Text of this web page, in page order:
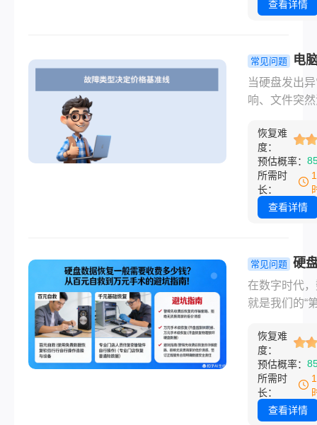
或是移动硬
少钱"。作为
领域多年的
我每天收到
求助信息
硬盘数据恢
多少钱？"今
将用最清晰
表格，揭开
复市场的价
雾，助你避
查看详情
常见问题
电
恢复一般需
费多少钱？
价逻辑全解
当硬盘发出
响、文件突
格式化"时，
复服务往往
后的救命稻
项技术服务
标准却像一
开盘，价格
大令人咋舌
电脑数据恢
需要收费多
呢？本文将
障类型、技
度、存储介
维度，为您
据恢复的定
码。
恢复难
度：
预估概率：
所需时
长：
查看详情
常见问题 硬
恢复一般需
费多少钱？
术”的避坑
在数字时代
就是我们的“
咔”异响，或
了存有十年
照片时，焦
助往往让人
投医。然而
恢复难
度：
预估概率：
所需时
长：
查看详情